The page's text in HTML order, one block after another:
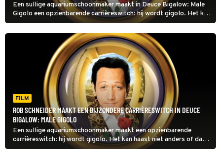
Een sullige aquariumschoonmaker maakt in Deuce Bigalow: Male
Gigolo een opzienbarende carrièreswitch: hij wordt gigolo. Het kan
haast niet anders of dat gaat een spervuur aan grappen opleveren.
FILM
ROB SCHNEIDER MAAKT EEN BIJZONDERE CARRIÈRESWITCH IN DEUCE
BIGALOW: MALE GIGOLO
Een sullige aquariumschoonmaker maakt een opzienbarende
carrièreswitch: hij wordt gigolo. Het kan haast niet anders of dat
gaat een spervuur aan grappen opleveren.